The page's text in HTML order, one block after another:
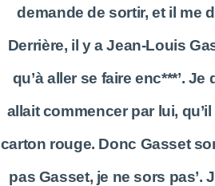
demande de sortir, et il me
Derrière, il y a Jean-Louis
qu’à aller se faire enc***’.
allait commencer par lui,
carton rouge. Donc Gasset
pas Gasset, je ne sors pas’.